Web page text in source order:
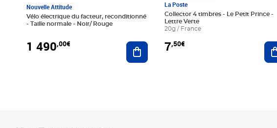
Nouvelle Attitude
Vélo électrique du facteur, reconditionné
- Taille normale - Noir/ Rouge
1 490,00€ Ajouter au panier
La Poste
Collector 4 timbres - Le Petit Prince -
Lettre Verte
20g / France
7,50€